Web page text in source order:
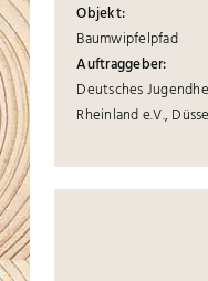
Objekt:
Baumwipfelpfad
Auftraggeber:
Deutsches
Rheinland e.V.,